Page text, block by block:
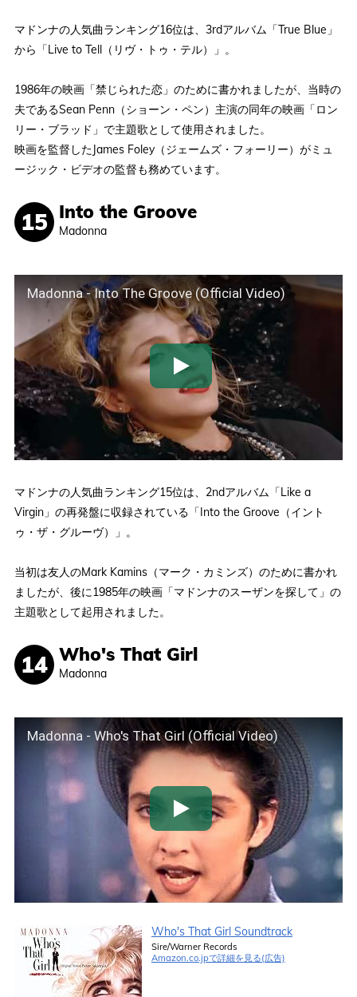
マドンナの人気曲ランキング16位は、3rdアルバム「True Blue」
から「Live to Tell（リヴ・トゥ・テル）」。
1986年の映画「禁じられた恋」のために書かれましたが、当時の
夫であるSean Penn（ショーン・ペン）主演の同年の映画「ロン
リー・ブラッド」で主題歌として使用されました。
映画を監督したJames Foley（ジェームズ・フォーリー）がミュ
ージック・ビデオの監督も務めています。
Into the Groove
Madonna
Madonna - Into The Groove (Official Video)
マドンナの人気曲ランキング15位は、2ndアルバム「Like a
Virgin」の再発盤に収録されている「Into the Groove（イント
ゥ・ザ・グルーヴ）」。
当初は友人のMark Kamins（マーク・カミンズ）のために書かれ
ましたが、後に1985年の映画「マドンナのスーザンを探して」の
主題歌として起用されました。
Who's That Girl
Madonna
Madonna - Who's That Girl (Official Video)
Who's That Girl Soundtrack
Sire/Warner Records
Amazon.co.jpで詳細を見る(広告)